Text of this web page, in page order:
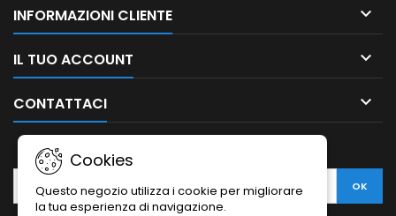
INFORMAZIONI CLIENTE 
IL TUO ACCOUNT 
CONTATTACI 
Cookies
Questo negozio utilizza i cookie per migliorare
la tua esperienza di navigazione.